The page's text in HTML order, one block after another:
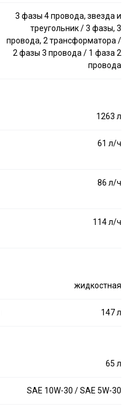
3 фазы 4 провода, звезда и
треугольник / 3 фазы, 3
провода, 2 трансформатора /
2 фазы 3 провода / 1 фаза 2
провода
1263 л
61 л/ч
86 л/ч
114 л/ч
жидкостная
147 л
65 л
SAE 10W-30 / SAE 5W-30